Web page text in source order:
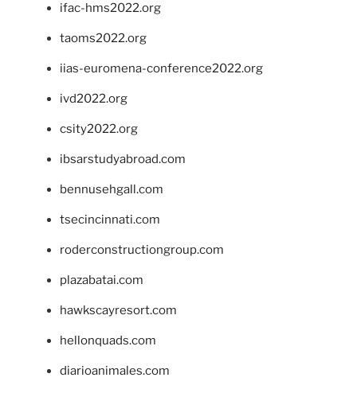
ifac-hms2022.org
taoms2022.org
iias-euromena-conference2022.org
ivd2022.org
csity2022.org
ibsarstudyabroad.com
bennusehgall.com
tsecincinnati.com
roderconstructiongroup.com
plazabatai.com
hawkscayresort.com
hellonquads.com
diarioanimales.com